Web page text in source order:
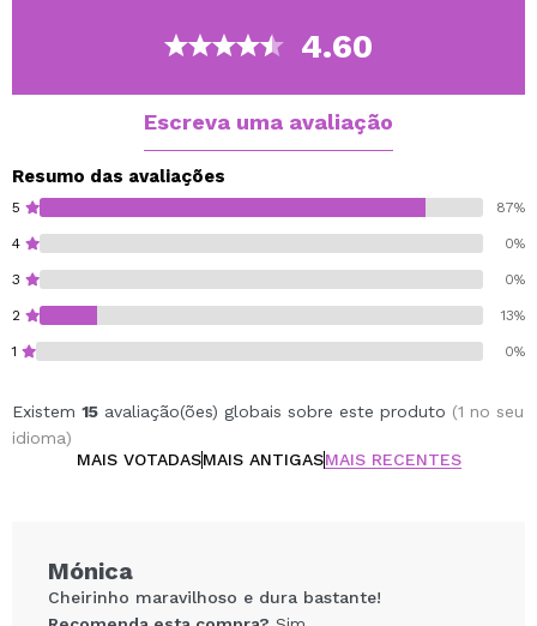
refrescantes de morango e framboesa com um toque
cítrico mediterrâneo. Esta fragrância revela um
coração extraordinário, onde amoras e framboesas se
fundem com notas florais de violetas. Um fundo doce,
tostado e almiscarado enriquece esta fragrância.
4.60
Escreva uma avaliação
Resumo das avaliações
5 87%
4 0%
3 0%
2 13%
1 0%
Existem 15 avaliação(ões) globais sobre este produto (1 no seu
idioma)
MAIS VOTADASMAIS ANTIGASMAIS RECENTES
Mónica
Cheirinho maravilhoso e dura bastante!